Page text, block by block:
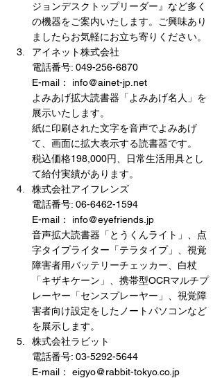
ジョンデスクトップリーダー』など多く
の機器をご案内いたします。ご興味あり
ましたらお気軽にお立ち寄りください。
アイネット株式会社
電話番号: 049-256-6870
E-mail： info@ainet-jp.net
よみあげ拡大読書器「よみあげ名人」を
展示いたします。
紙に印刷された文字を音声でよみあげ
て、画面に拡大表示する読書器です。
税込価格198,000円、日常生活用具とし
て給付実績があります。
株式会社アイフレンズ
電話番号: 06-6462-1594
E-mail： info@eyefriends.jp
音声拡大読書器「とうくんライト」、点
字タイプライター「テラタイプ」、視覚
障害者用バッテリーチェッカー、白杖
「キザキケーン」、携帯型OCRマルチプ
レーヤー「センスプレーヤー」、視覚障
害者向け設定をしたノートパソコンなど
を展示します。
株式会社ラビット
電話番号: 03-5292-5644
E-mail： eigyo@rabbit-tokyo.co.jp